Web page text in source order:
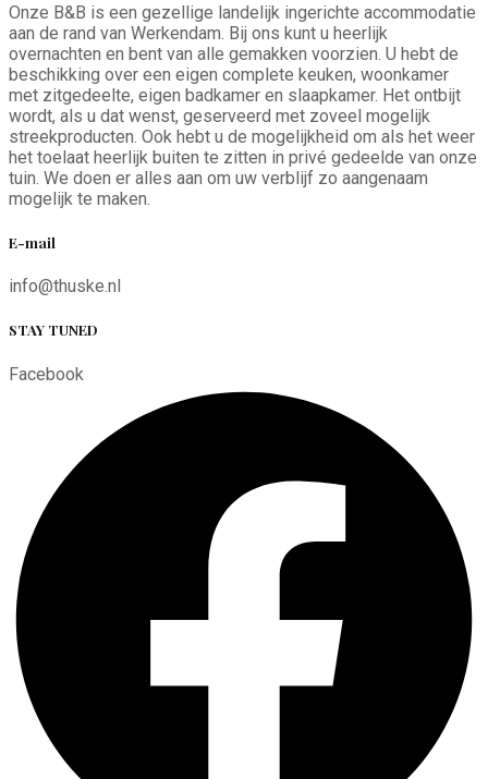
Onze B&B is een gezellige landelijk ingerichte accommodatie
aan de rand van Werkendam. Bij ons kunt u heerlijk
overnachten en bent van alle gemakken voorzien. U hebt de
beschikking over een eigen complete keuken, woonkamer
met zitgedeelte, eigen badkamer en slaapkamer. Het ontbijt
wordt, als u dat wenst, geserveerd met zoveel mogelijk
streekproducten. Ook hebt u de mogelijkheid om als het weer
het toelaat heerlijk buiten te zitten in privé gedeelde van onze
tuin. We doen er alles aan om uw verblijf zo aangenaam
mogelijk te maken.
E-mail
info@thuske.nl
STAY TUNED
Facebook